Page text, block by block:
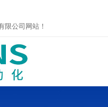
限公司网站！